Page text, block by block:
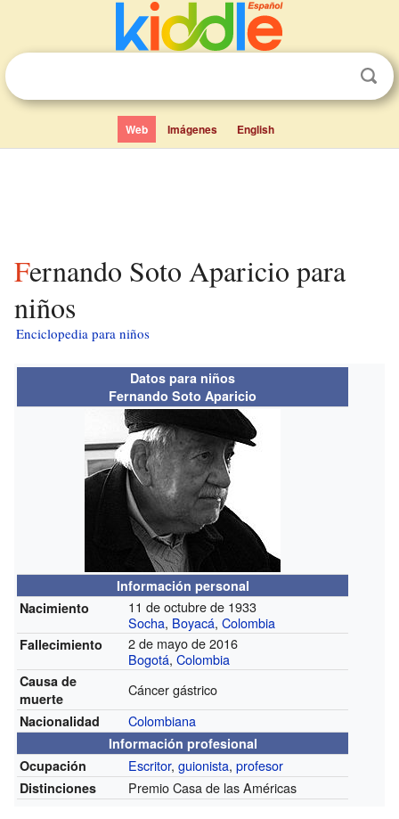
Web Imágenes English
Fernando Soto Aparicio para
niños
Enciclopedia para niños
Datos para niños
Fernando Soto Aparicio
Información personal
Nacimiento
11 de octubre de 1933
Socha, Boyacá,Colombia
Fallecimiento
2 de mayo de 2016
Bogotá,Colombia
Causa de
muerte
Cáncer gástrico
Nacionalidad Colombiana
Información profesional
Ocupación
Escritor,guionista,profesor
Distinciones Premio Casa de las Américas